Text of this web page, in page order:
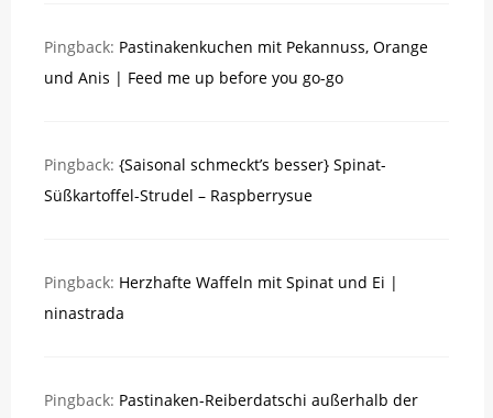
Pingback: Pastinakenkuchen mit Pekannuss, Orange
und Anis | Feed me up before you go-go
Pingback: {Saisonal schmeckt’s besser} Spinat-
Süßkartoffel-Strudel – Raspberrysue
Pingback: Herzhafte Waffeln mit Spinat und Ei |
ninastrada
Pingback: Pastinaken-Reiberdatschi außerhalb der